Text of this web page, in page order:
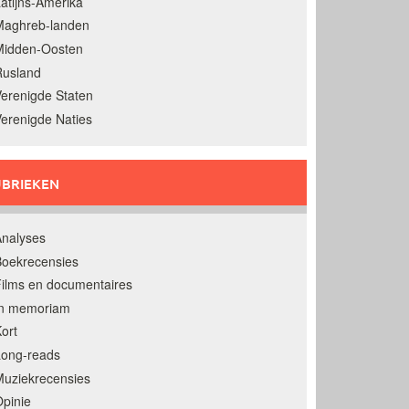
landen
Oosten
Staten
Naties
en documentaires
memoriam
reads